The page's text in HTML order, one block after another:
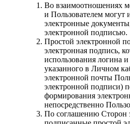
Во взаимоотношениях
и Пользователем могут
электронные
электронной подписью.
Простой электронной
электронная подпись,
использования логина
указанного в Личном
электронной почты
электронной подписи)
формирования
непосредственно
По соглашению Сторон